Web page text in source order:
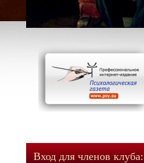
Вход для членов клуба: